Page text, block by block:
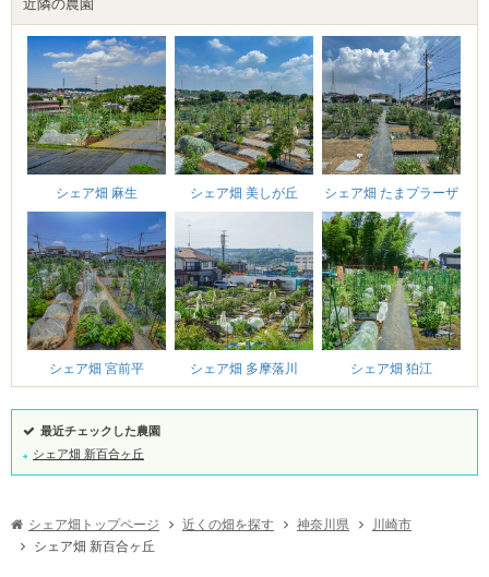
近隣の農園
シェア畑 麻生 シェア畑 美しが丘 シェア畑 たまプラーザ
シェア畑 宮前平 シェア畑 多摩落川 シェア畑 狛江
最近チェックした農園
シェア畑 新百合ヶ丘
シェア畑トップページ 近くの畑を探す 神奈川県 川崎市
シェア畑 新百合ヶ丘